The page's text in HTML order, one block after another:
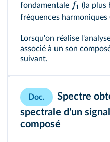
fondamentale f1 (la plus
fréquences harmoniques
Lorsqu'on réalise
associé à un son
suivant.
Doc.
Spectre
spectrale d'un
composé